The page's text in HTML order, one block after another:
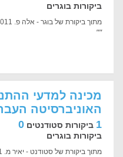
ביקורות בוגרים
מתוך ביקורת של בוגר - אלה פ. 29/05/2011
""
מכינה למדעי
האוניברסיטה
1 ביקורות סטודנטים 0
ביקורות בוגרים
מתוך ביקורת של סטודנט - יאיר מ. 25/12/2011